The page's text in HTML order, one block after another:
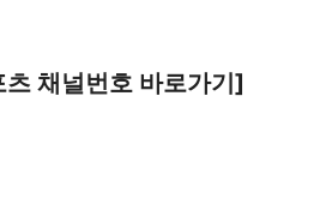
츠 채널번호 바로가기]